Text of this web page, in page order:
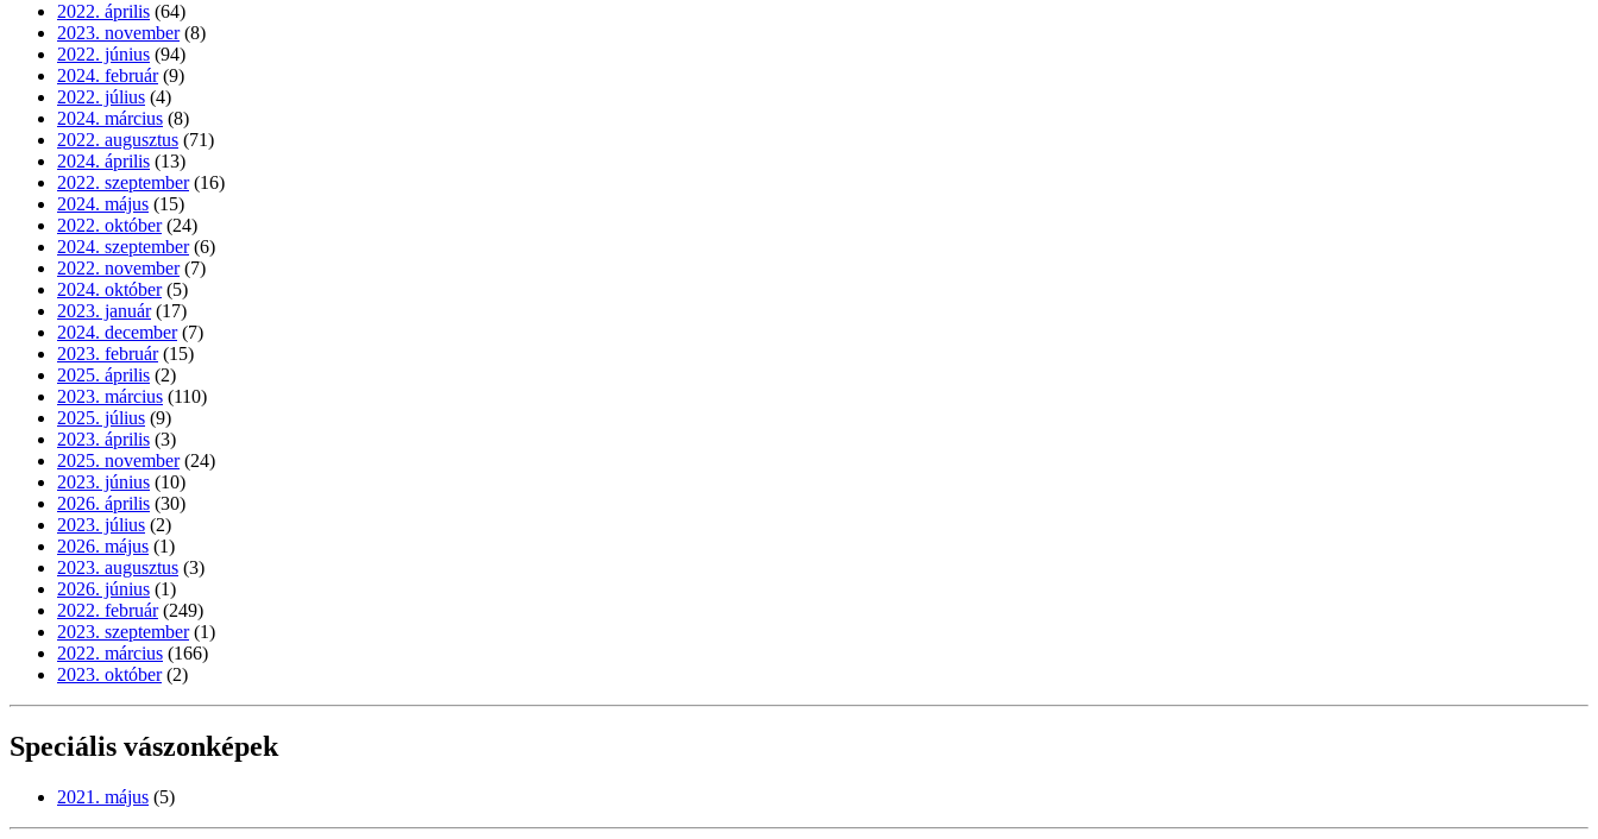
2022. április (64)
2023. november (8)
2022. június (94)
2024. február (9)
2022. július (4)
2024. március (8)
2022. augusztus (71)
2024. április (13)
2022. szeptember (16)
2024. május (15)
2022. október (24)
2024. szeptember (6)
2022. november (7)
2024. október (5)
2023. január (17)
2024. december (7)
2023. február (15)
2025. április (2)
2023. március (110)
2025. július (9)
2023. április (3)
2025. november (24)
2023. június (10)
2026. április (30)
2023. július (2)
2026. május (1)
2023. augusztus (3)
2026. június (1)
2022. február (249)
2023. szeptember (1)
2022. március (166)
2023. október (2)
Speciális vászonképek
2021. május (5)